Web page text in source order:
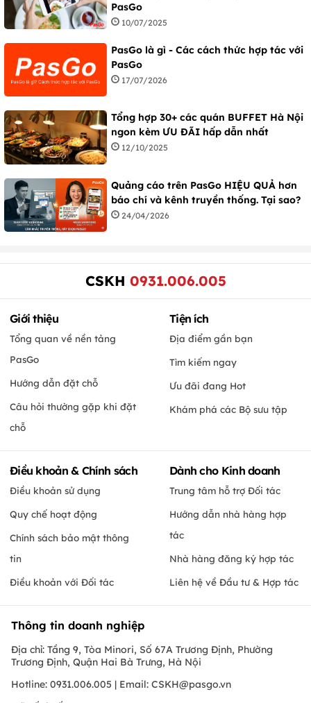
PasGo
10/07/2025
PasGo là gì - Các cách thức hợp tác với
PasGo
17/07/2026
Tổng hợp 30+ các quán BUFFET Hà Nội
ngon kèm ƯU ĐÃI hấp dẫn nhất
12/10/2025
Quảng cáo trên PasGo HIỆU QUẢ hơn
báo chí và kênh truyền thống. Tại sao?
24/04/2026
CSKH 0931.006.005
Giới thiệu
Tổng quan về nền tảng
PasGo
Hướng dẫn đặt chỗ
Câu hỏi thường gặp khi đặt
chỗ
Tiện ích
Địa điểm gần bạn
Tìm kiếm ngay
Ưu đãi đang Hot
Khám phá các Bộ sưu tập
Điều khoản & Chính sách
Điều khoản sử dụng
Quy chế hoạt động
Chính sách bảo mật thông
tin
Điều khoản với Đối tác
Dành cho Kinh doanh
Trung tâm hỗ trợ Đối tác
Hướng dẫn nhà hàng hợp
tác
Nhà hàng đăng ký hợp tác
Liên hệ về Đầu tư & Hợp tác
Thông tin doanh nghiệp
Địa chỉ: Tầng 9, Tòa Minori, Số 67A Trương Định, Phường
Trương Định, Quận Hai Bà Trưng, Hà Nội
Hotline: 0931.006.005 | Email: CSKH@pasgo.vn